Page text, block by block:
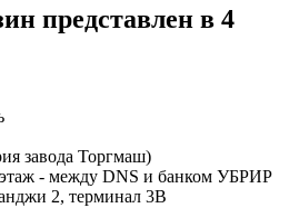
представлен в 4
завода Торгмаш)
этаж - между DNS и банком УБРИР
2, терминал 3B